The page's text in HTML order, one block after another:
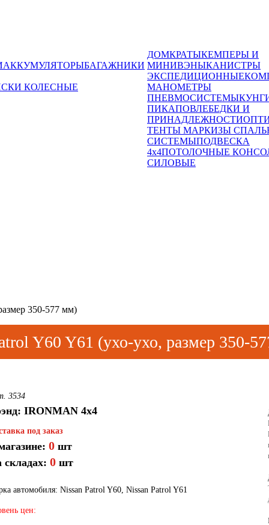
АККУМУЛЯТОРЫБАГАЖНИКИ
КОЛЕСНЫЕ
ДОМКРАТЫКЕМПЕРЫ И
МИНИВЭНЫКАНИСТРЫ
ЭКСПЕДИЦИОННЫЕ
МАНОМЕТРЫ
ПНЕВМОСИСТЕМЫ
ПИКАПОВЛЕБЕДКИ И
ПРИНАДЛЕЖНОСТИ
ТЕНТЫ МАРКИЗЫ
СИСТЕМЫПОДВЕСКА
4x4ПОТОЛОЧНЫЕ
СИЛОВЫЕ
350-577 мм)
Y60 Y61 (ухо-ухо, размер 350-
3534
IRONMAN 4x4
под заказ
0 шт
складах: 0 шт
автомобиля: Nissan Patrol Y60, Nissan Patrol Y61
цен: